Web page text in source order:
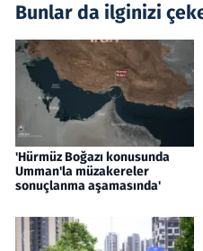
Bunlar da ilginizi
'Hürmüz Boğazı konusunda
Umman'la müzakereler
sonuçlanma aşamasında'